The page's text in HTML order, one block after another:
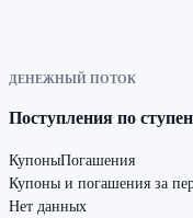
ДЕНЕЖНЫЙ ПОТОК
Поступления по
КупоныПогашения
Купоны и погашения за
Нет данных